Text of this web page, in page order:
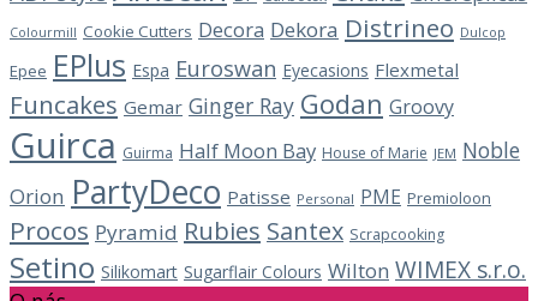
Colourmill Cookie Cutters Decora Dekora Distrineo Dulcop
Epee EPlus Espa Euroswan Eyecasions Flexmetal
Funcakes Gemar Ginger Ray Godan Groovy
Guirca Guirma Half Moon Bay House of Marie JEM Noble
Orion PartyDeco Patisse Personal PME Premioloon
Procos Pyramid Rubies Santex Scrapcooking
Setino Silikomart Sugarflair Colours Wilton WIMEX s.r.o.